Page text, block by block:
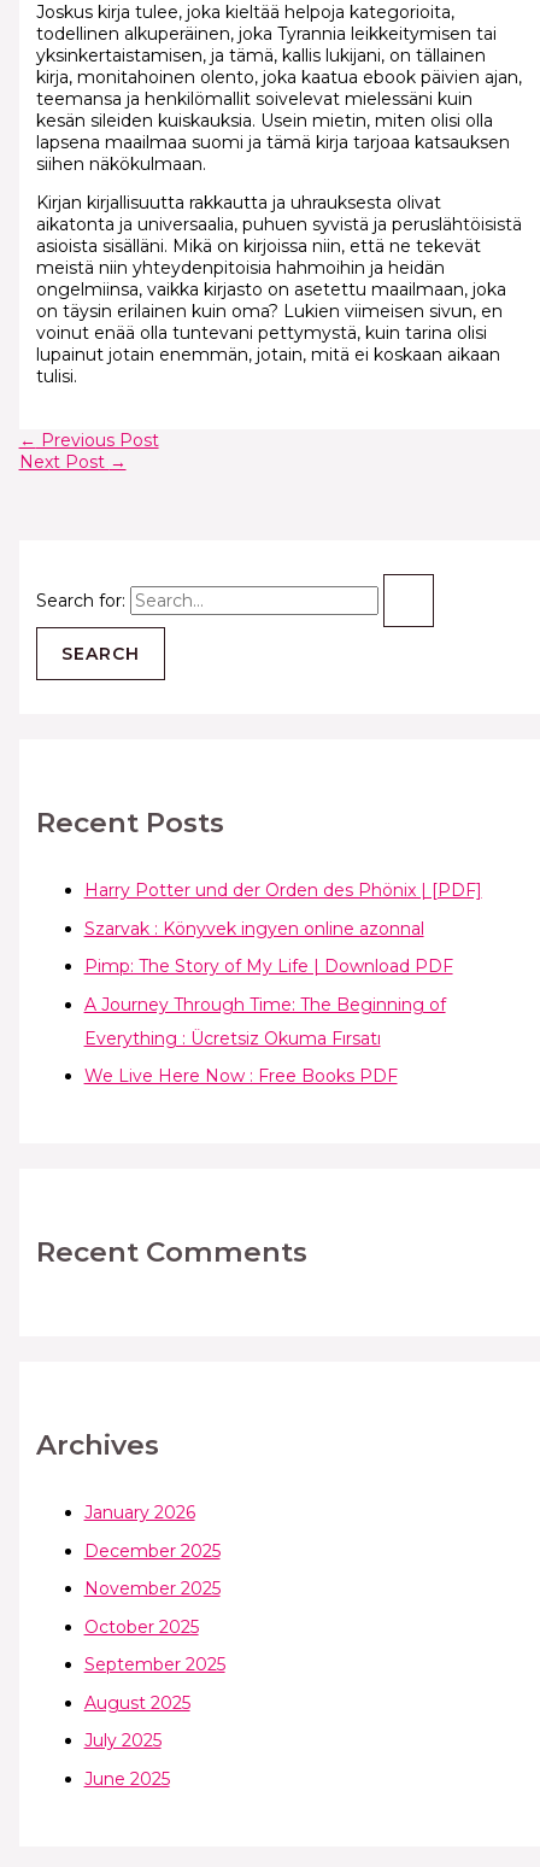
Search for:
Recent Posts
Harry Potter und der Orden des Phönix | [PDF]
Szarvak : Könyvek ingyen online azonnal
Pimp: The Story of My Life | Download PDF
A Journey Through Time: The Beginning of
Everything : Ücretsiz Okuma Fırsatı
We Live Here Now : Free Books PDF
Recent Comments
Archives
January 2026
December 2025
November 2025
October 2025
September 2025
August 2025
July 2025
June 2025
Joskus kirja tulee, joka kieltää helpoja kategorioita,
todellinen alkuperäinen, joka Tyrannia leikkeitymisen tai
yksinkertaistamisen, ja tämä, kallis lukijani, on tällainen
kirja, monitahoinen olento, joka kaatua ebook päivien ajan,
teemansa ja henkilömallit soivelevat mielessäni kuin
kesän sileiden kuiskauksia. Usein mietin, miten olisi olla
lapsena maailmaa suomi ja tämä kirja tarjoaa katsauksen
siihen näkökulmaan.
Kirjan kirjallisuutta rakkautta ja uhrauksesta olivat
aikatonta ja universaalia, puhuen syvistä ja peruslähtöisistä
asioista sisälläni. Mikä on kirjoissa niin, että ne tekevät
meistä niin yhteydenpitoisia hahmoihin ja heidän
ongelmiinsa, vaikka kirjasto on asetettu maailmaan, joka
on täysin erilainen kuin oma? Lukien viimeisen sivun, en
voinut enää olla tuntevani pettymystä, kuin tarina olisi
lupainut jotain enemmän, jotain, mitä ei koskaan aikaan
tulisi.
← Previous Post
Next Post →